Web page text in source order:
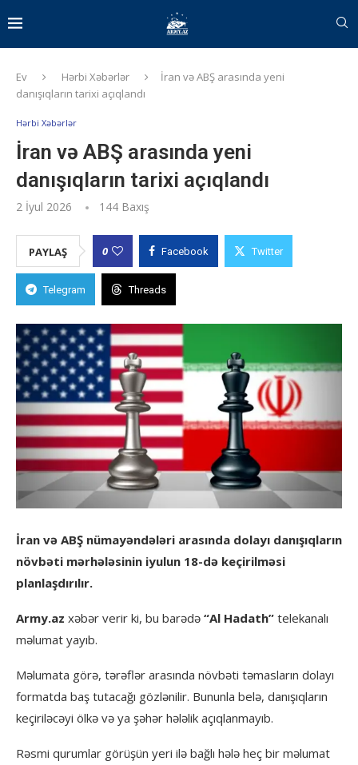
Ev Hərbi Xəbərlər
İran və ABŞ arasında yeni
danışıqların tarixi açıqlandı
Hərbi Xəbərlər
İran və ABŞ arasında yeni
danışıqların tarixi açıqlandı
2 İyul 2026 144 Baxış
PAYLAŞ 0 Facebook Twitter
Telegram Threads
İran və ABŞ nümayəndələri arasında dolayı danışıqların
növbəti mərhələsinin iyulun 18-də keçirilməsi
planlaşdırılır.
Army.az xəbər verir ki, bu barədə “Al Hadath” telekanalı
məlumat yayıb.
Məlumata görə, tərəflər arasında növbəti təmasların dolayı
formatda baş tutacağı gözlənilir. Bununla belə, danışıqların
keçiriləcəyi ölkə və ya şəhər hələlik açıqlanmayıb.
Rəsmi qurumlar görüşün yeri ilə bağlı hələ heç bir məlumat